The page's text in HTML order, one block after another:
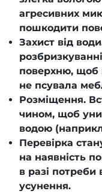
агресивних
пошкодити
Захист від
поверхню, щоб
не псувала
Розміщення.
чином, щоб
водою
Перевірка
на наявність
в разі потреби
усунення.